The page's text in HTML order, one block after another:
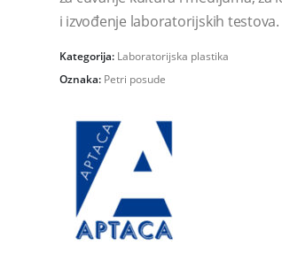
i izvođenje laboratorijskih testova.
Kategorija: Laboratorijska plastika
Oznaka: Petri posude